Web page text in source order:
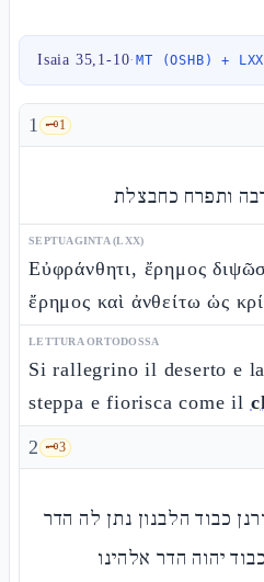
Isaia 35,1-10·MT (OSHB) + LXX
1 🗝️1
ותפרח כחבצלת
SEPTUAGINTA (LXX)
Εὐφράνθητι, ἔρημος
ἔρημος καὶ ἀνθείτω ὡς
LETTURA ORTODOSSA
Si rallegrino il deserto e
steppa e fiorisca come il
2 🗝️3
כבוד הלבנון נתן לה הדר
יהוה הדר אלהינו